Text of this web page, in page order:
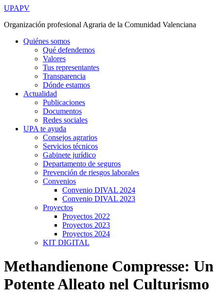
Ir
contenido
UPAPV
Organización profesional Agraria de la Comunidad Valenciana
Quiénes somos
Qué defendemos
Valores
Tus representantes
Transparencia
Dónde estamos
Actualidad
Publicaciones
Documentos
Redes sociales
UPA te ayuda
Consejos agrarios
Servicios técnicos
Gabinete jurídico
Departamento de seguros
Prevención de riesgos laborales
Convenios
Convenio DIVAL 2024
Convenio DIVAL 2023
Proyectos
Proyectos 2022
Proyectos 2023
Proyectos 2024
KIT DIGITAL
Methandienone Compresse: Un
Potente Alleato nel Culturismo